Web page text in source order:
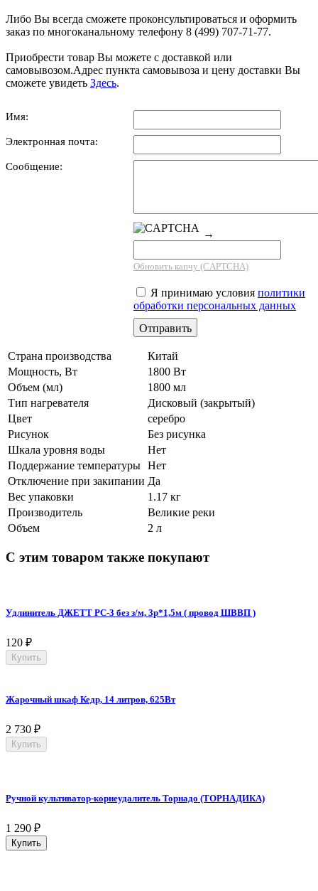
Либо Вы всегда сможете проконсультироваться и оформить
заказ по многоканальному телефону 8 (499) 707-71-77.
Приобрести товар Вы можете с доставкой или
самовывозом.Адрес пункта самовывоза и цену доставки Вы
сможете увидеть Здесь.
Имя:
Электронная почта:
Сообщение:
→
Обновить капчу (CAPTCHA)
Я принимаю условия политики
обработки персональных данных
Страна производства
Китай
Мощность, Вт
1800 Вт
Объем (мл)
1800 мл
Тип нагревателя
Дисковый (закрытый)
Цвет
серебро
Рисунок
Без рисунка
Шкала уровня воды
Нет
Поддержание температуры Нет
Отключение при закипании Да
Вес упаковки
1.17 кг
Производитель
Великие реки
Объем
2 л
С этим товаром также покупают
Удлинитель ДЖЕТТ РС-3 без з/м, 3р*1,5м ( провод ШВВП )
120 ₽
Купить
Жарочный шкаф Кедр, 14 литров, 625Вт
2 730 ₽
Купить
Ручной культиватор-корнеудалитель Торнадо (ТОРНАДИКА)
1 290 ₽
Купить